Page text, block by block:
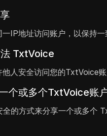
IP地址访问账户，以保持一
TxtVoice
人安全访问您的TxtVoice账
个或多个TxtVoice账户
的方式来分享一个或多个